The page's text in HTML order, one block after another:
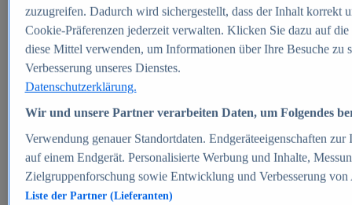
Zum Report
E-commerce
Beliebte Statistiken
Aktuelle Statistiken
E-Commerce - Entwicklung des Umsatzes in
Deutschland 1999-2025
Umsatz von Amazon in Deutschland und weltweit
2010-2025
B2C-E-Commerce: Top-50 Online Shops in
Deutschland 2024
Marktanteile von Online-Zahlungsverfahren in
Deutschland 2024
Umsatzstarke Warengruppen im Online-Handel in
Deutschland 2023-2025
zuzugreifen. Dadurch wird sichergestellt, dass der Inhalt korrekt
Cookie-Präferenzen jederzeit verwalten. Klicken Sie dazu auf
diese Mittel verwenden, um Informationen über Ihre Besuche
Verbesserung unseres Dienstes.
Datenschutzerklärung.
Wir und unsere Partner verarbeiten Daten, um Folgendes
Verwendung genauer Standortdaten. Endgeräteeigenschaften
auf einem Endgerät. Personalisierte Werbung und Inhalte,
Zielgruppenforschung sowie Entwicklung und Verbesserung von
Liste der Partner (Lieferanten)